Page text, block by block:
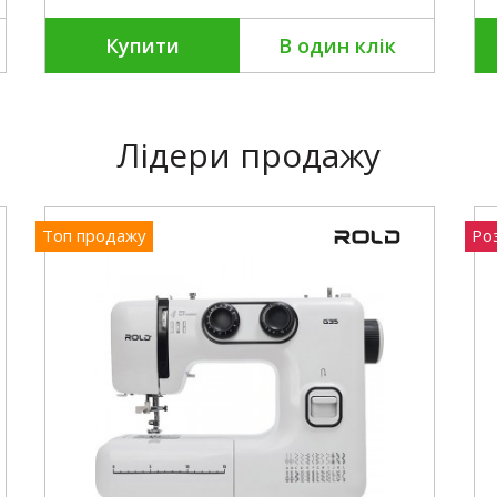
Купити В один клік
Лідери продажу
Топ продажу